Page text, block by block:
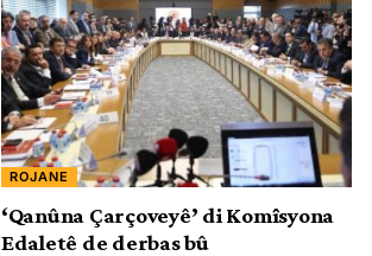
ROJANE
‘Qanûna Çarçoveyê’ di Komîsyona
Edaletê de derbas bû